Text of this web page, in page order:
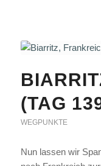
(TAG
WEGPUNKTE
Nun lassen wir